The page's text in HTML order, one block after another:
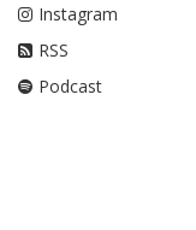
Instagram
RSS
Podcast